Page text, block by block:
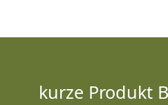
kurze Produkt